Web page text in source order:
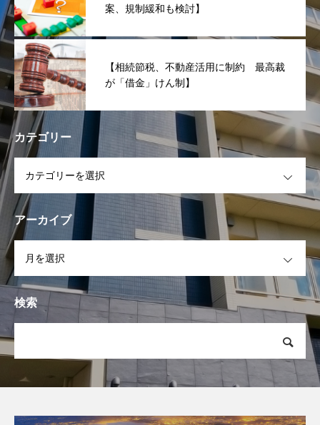
案、規制緩和も検討】
【相続節税、不動産活用に制約 最高裁
が「借金」けん制】
カテゴリー
アーカイブ
検索